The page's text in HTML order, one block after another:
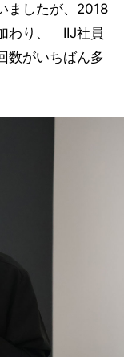
ましたが、2018
わり、「IIJ社員
数がいちばん多